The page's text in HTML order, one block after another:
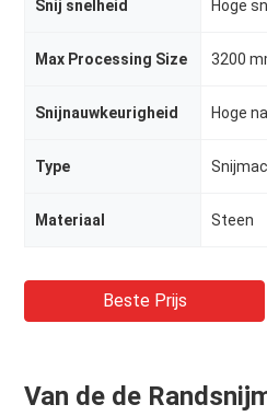
Snij snelheid Hoge
Max Processing Size 3200
Snijnauwkeurigheid Hoge
Type
Materiaal Steen
Beste Prijs
Van de de